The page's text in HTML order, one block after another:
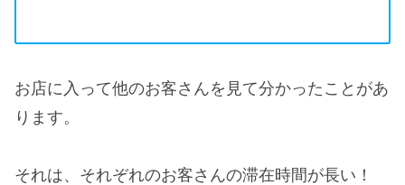
お店に入って他のお客さんを見て分かったことがあ
ります。
それは、それぞれのお客さんの滞在時間が長い！